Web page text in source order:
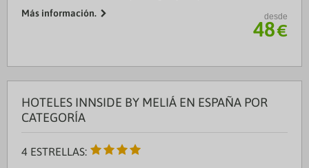
Además, este hotel con campo de golf se ...
Más información. desde
48€
HOTELES INNSIDE BY MELIÁ EN ESPAÑA POR
CATEGORÍA
4 ESTRELLAS: